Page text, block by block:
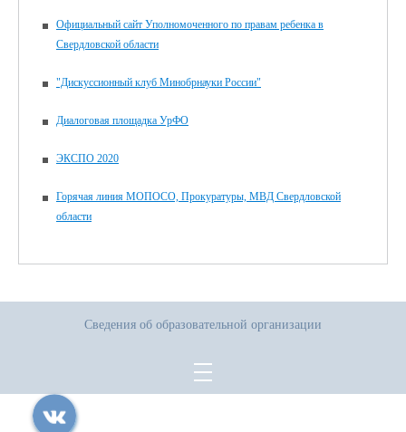
Официальный сайт Уполномоченного по правам ребенка в
Свердловской области
"Дискуссионный клуб Минобрнауки России"
Диалоговая площадка УрФО
ЭКСПО 2020
Горячая линия МОПОСО, Прокуратуры, МВД Свердловской
области
Сведения об образовательной организации